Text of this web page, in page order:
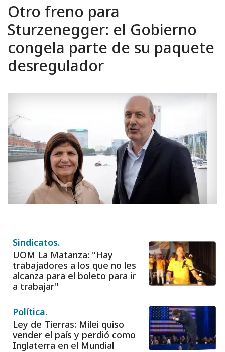
Otro freno para
Sturzenegger: el Gobierno
congela parte de su paquete
desregulador
Sindicatos.
UOM La Matanza: "Hay
trabajadores a los que no les
alcanza para el boleto para ir
a trabajar"
Política.
Ley de Tierras: Milei quiso
vender el país y perdió como
Inglaterra en el Mundial